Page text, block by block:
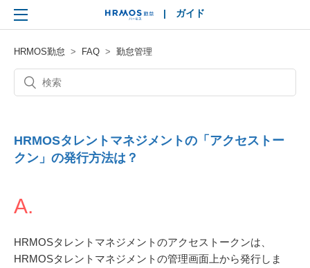
HRMOS
| ガイド
HRMOS勤怠 FAQ 勤怠管理
HRMOSタレントマネジメントの「アクセストー
クン」の発行方法は？
A.
HRMOSタレントマネジメントのアクセストークンは、
HRMOSタレントマネジメントの管理画面上から発行しま